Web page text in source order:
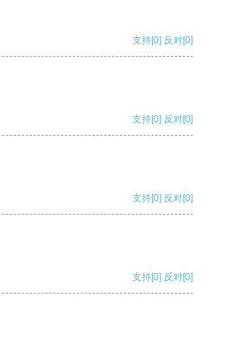
支持[0] 反对[0]
支持[0] 反对[0]
支持[0] 反对[0]
支持[0] 反对[0]